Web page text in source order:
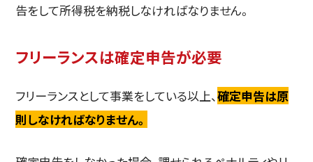
告をして所得税を納税しなければなりません。
フリーランスは確定申告が必要
フリーランスとして事業をしている以上、確定申告は原
則しなければなりません。